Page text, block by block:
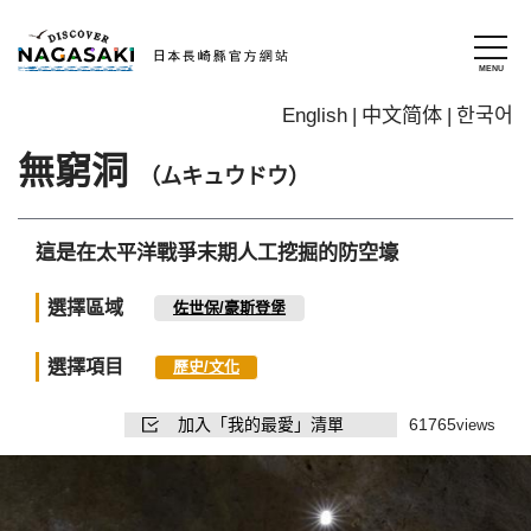
English 中文简体 한국어
無窮洞 （ムキュウドウ）
這是在太平洋戰爭末期人工挖掘的防空壕
選擇區域 佐世保/豪斯登堡
選擇項目 歷史/文化
加入「我的最愛」清單 61765views